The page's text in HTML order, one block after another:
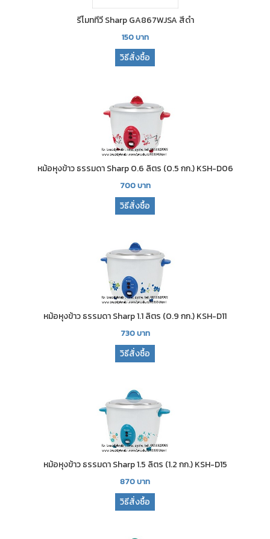
รีโมททีวี Sharp GA867WJSA สีดำ
150บาท
วิธีสั่งซื้อ
หม้อหุงข้าว ธรรมดา Sharp 0.6 ลิตร (0.5 กก.) KSH-D06
700บาท
วิธีสั่งซื้อ
หม้อหุงข้าว ธรรมดา Sharp 1.1 ลิตร (0.9 กก.) KSH-D11
730บาท
วิธีสั่งซื้อ
หม้อหุงข้าว ธรรมดา Sharp 1.5 ลิตร (1.2 กก.) KSH-D15
870บาท
วิธีสั่งซื้อ